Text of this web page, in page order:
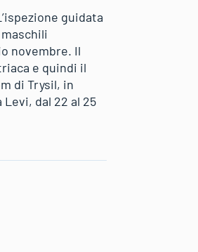
guidata
novembre. Il
e quindi il
di Trysil, in
dal 22 al 25